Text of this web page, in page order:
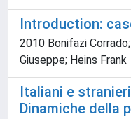
Introduction:
2010 Bonifazi
Giuseppe; Heins Frank
Italiani e
Dinamiche della